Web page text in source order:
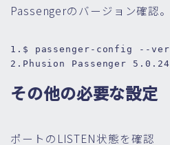
Passengerのバージョン確認。
1.
2. Phusion Passenger 5.0 .24
その他の必要な設定
ポートのLISTEN状態を確認